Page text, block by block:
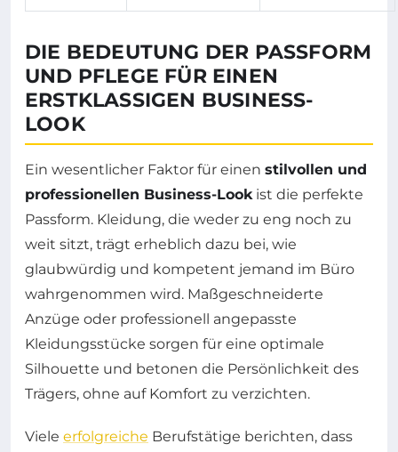
DIE BEDEUTUNG DER PASSFORM
UND PFLEGE FÜR EINEN
ERSTKLASSIGEN BUSINESS-
LOOK
Ein wesentlicher Faktor für einen stilvollen und
professionellen Business-Lookist die perfekte
Passform. Kleidung, die weder zu eng noch zu
weit sitzt, trägt erheblich dazu bei, wie
glaubwürdig und kompetent jemand im Büro
wahrgenommen wird. Maßgeschneiderte
Anzüge oder professionell angepasste
Kleidungsstücke sorgen für eine optimale
Silhouette und betonen die Persönlichkeit des
Trägers, ohne auf Komfort zu verzichten.
Viele erfolgreiche Berufstätige berichten, dass